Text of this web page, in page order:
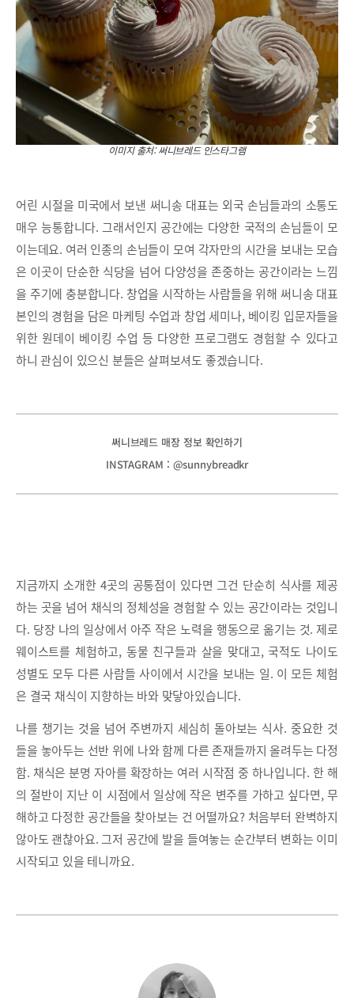
이미지 출처: 써니브레드 인스타그램
어린 시절을 미국에서 보낸 써니송 대표는 외국 손님들과의 소통도
매우 능통합니다. 그래서인지 공간에는 다양한 국적의 손님들이 모
이는데요. 여러 인종의 손님들이 모여 각자만의 시간을 보내는 모습
은 이곳이 단순한 식당을 넘어 다양성을 존중하는 공간이라는 느낌
을 주기에 충분합니다. 창업을 시작하는 사람들을 위해 써니송 대표
본인의 경험을 담은 마케팅 수업과 창업 세미나, 베이킹 입문자들을
위한 원데이 베이킹 수업 등 다양한 프로그램도 경험할 수 있다고
하니 관심이 있으신 분들은 살펴보셔도 좋겠습니다.
써니브레드 매장 정보 확인하기
INSTAGRAM : @sunnybreadkr
지금까지 소개한 4곳의 공통점이 있다면 그건 단순히 식사를 제공
하는 곳을 넘어 채식의 정체성을 경험할 수 있는 공간이라는 것입니
다. 당장 나의 일상에서 아주 작은 노력을 행동으로 옮기는 것. 제로
웨이스트를 체험하고, 동물 친구들과 살을 맞대고, 국적도 나이도
성별도 모두 다른 사람들 사이에서 시간을 보내는 일. 이 모든 체험
은 결국 채식이 지향하는 바와 맞닿아있습니다.
나를 챙기는 것을 넘어 주변까지 세심히 돌아보는 식사. 중요한 것
들을 놓아두는 선반 위에 나와 함께 다른 존재들까지 올려두는 다정
함. 채식은 분명 자아를 확장하는 여러 시작점 중 하나입니다. 한 해
의 절반이 지난 이 시점에서 일상에 작은 변주를 가하고 싶다면, 무
해하고 다정한 공간들을 찾아보는 건 어떨까요? 처음부터 완벽하지
않아도 괜찮아요. 그저 공간에 발을 들여놓는 순간부터 변화는 이미
시작되고 있을 테니까요.